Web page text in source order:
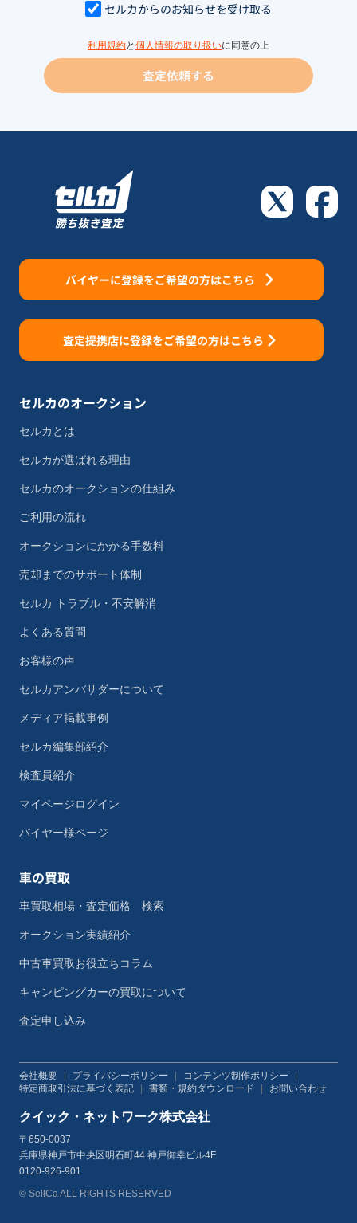
セルカからのお知らせを受け取る
利用規約と 個人情報の取り扱いに同意の上
査定依頼する
バイヤーに登録をご希望の方はこちら
査定提携店に登録をご希望の方はこちら
セルカのオークション
セルカとは
セルカが選ばれる理由
セルカのオークションの仕組み
ご利用の流れ
オークションにかかる手数料
売却までのサポート体制
セルカ トラブル・不安解消
よくある質問
お客様の声
セルカアンバサダーについて
メディア掲載事例
セルカ編集部紹介
検査員紹介
マイページログイン
バイヤー様ページ
車の買取
車買取相場・査定価格 検索
オークション実績紹介
中古車買取お役立ちコラム
キャンピングカーの買取について
査定申し込み
会社概要 プライバシーポリシー コンテンツ制作ポリシー
特定商取引法に基づく表記
書類・規約ダウンロード お問い合わせ
クイック・ネットワーク株式会社
〒650-0037
兵庫県神戸市中央区明石町44 神戸御幸ビル4F
0120-926-901
© SellCa ALL RIGHTS RESERVED